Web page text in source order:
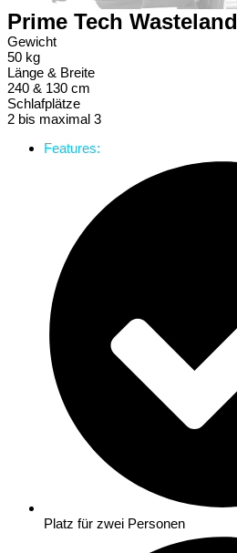
Prime Tech Wasteland
Gewicht
50 kg
Länge & Breite
240 & 130 cm
Schlafplätze
2 bis maximal 3
Features:
Platz für zwei Personen